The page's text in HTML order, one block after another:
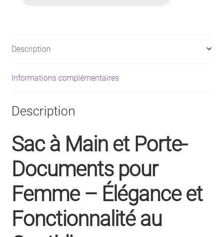
Description
Informations complémentaires
Description
Sac à Main et Porte-
Documents pour
Femme – Élégance et
Fonctionnalité au